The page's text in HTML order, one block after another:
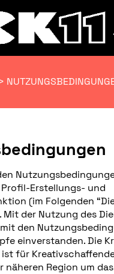
Erstellungs- und
(im Folgenden
Mit der Nutzung des
den
einverstanden. Die
für
näheren Region um